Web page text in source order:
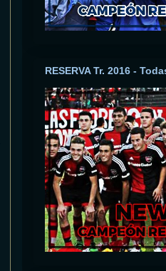
RESERVA Tr. 2016 -